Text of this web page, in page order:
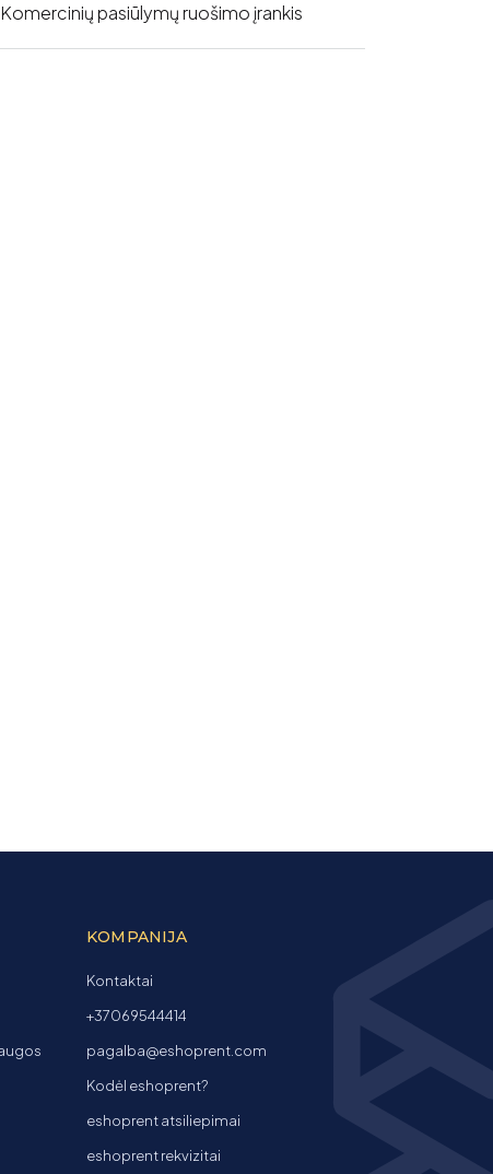
Komercinių pasiūlymų ruošimo įrankis
KOMPANIJA
Kontaktai
+37069544414
pagalba@eshoprent.com
Kodėl eshoprent?
eshoprent atsiliepimai
eshoprent rekvizitai